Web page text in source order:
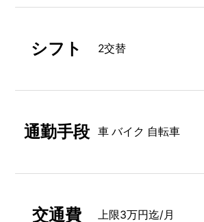
シフト 2交替
通勤手段 車 バイク 自転車
交通費 上限3万円迄/月